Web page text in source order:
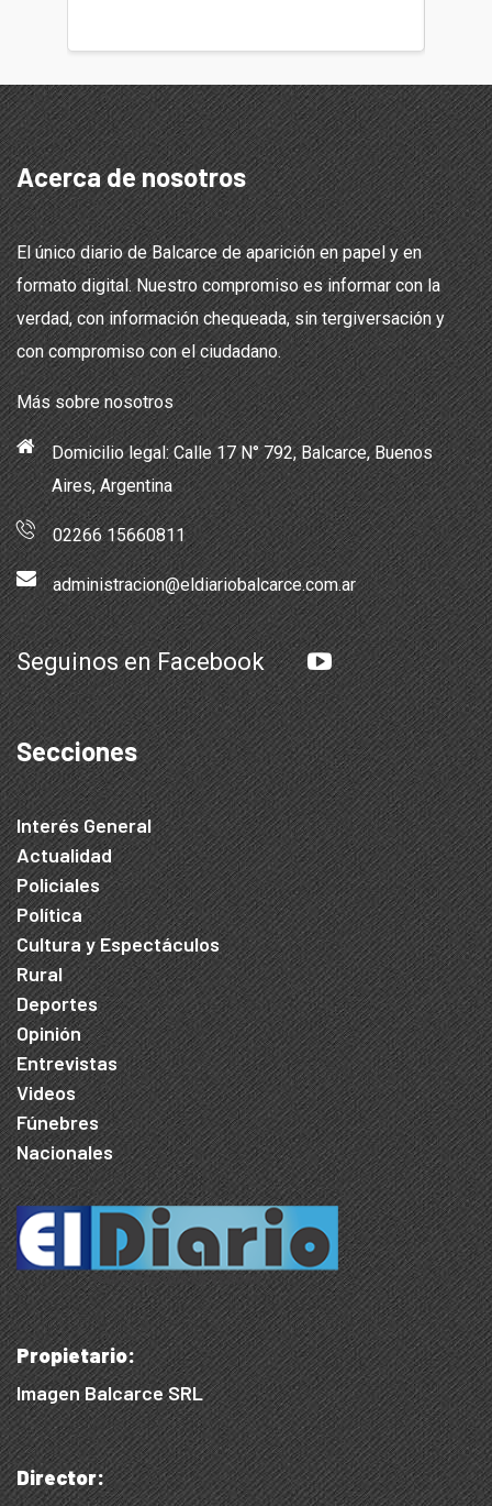
Acerca de nosotros
El único diario de Balcarce de aparición en papel y en
formato digital. Nuestro compromiso es informar con la
verdad, con información chequeada, sin tergiversación y
con compromiso con el ciudadano.
Más sobre nosotros
Domicilio legal: Calle 17 N° 792, Balcarce, Buenos
Aires, Argentina
02266 15660811
administracion@eldiariobalcarce.com.ar
Seguinos en Facebook
Secciones
Interés General
Actualidad
Policiales
Política
Cultura y Espectáculos
Rural
Deportes
Opinión
Entrevistas
Videos
Fúnebres
Nacionales
Propietario:
Imagen Balcarce SRL
Director: